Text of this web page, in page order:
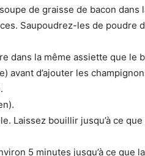
de graisse de bacon dans
Saupoudrez-les de poudre
dans la même assiette que le
avant d’ajouter les
Laissez bouillir jusqu’à ce
5 minutes jusqu’à ce que